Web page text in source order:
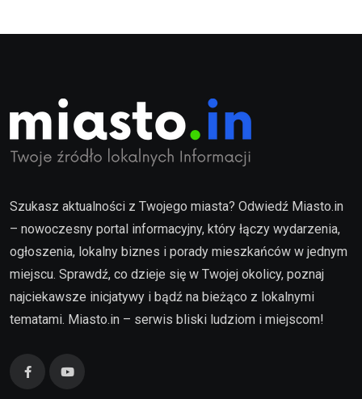
Szukasz aktualności z Twojego miasta? Odwiedź Miasto.in
– nowoczesny portal informacyjny, który łączy wydarzenia,
ogłoszenia, lokalny biznes i porady mieszkańców w jednym
miejscu. Sprawdź, co dzieje się w Twojej okolicy, poznaj
najciekawsze inicjatywy i bądź na bieżąco z lokalnymi
tematami. Miasto.in – serwis bliski ludziom i miejscom!